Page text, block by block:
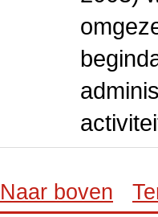
Naar boven